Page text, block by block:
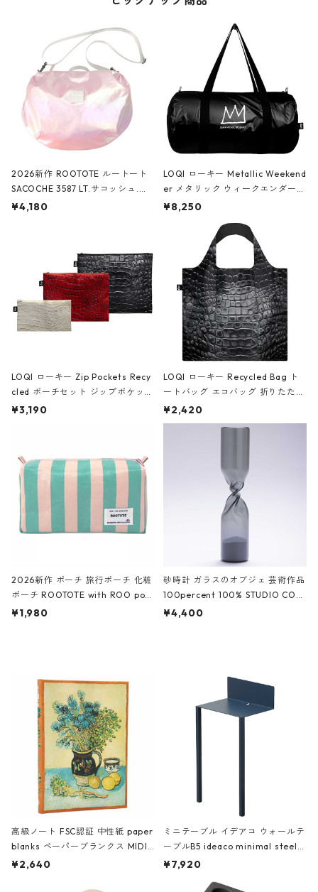
2026新作 ROOTOTE ルートート
SACOCHE 3587 LT.サコッシュ.ル
ミエ-B ショルダーバッグ グロスピ
¥4,180
LOQI ローキー Metallic Weekend
er メタリック ウィークエンダー
ボストンバッグ ショルダーバッグ
Black ジャン=ミッシェル・バスキ
ア/クラウン ブラック
¥8,250
LOQI ローキー Zip Pockets Recy
cled ポーチセット ジップポケット
ファスナーポーチ 撥水加工 トラベ
ーガンディー、オフホワイト
¥3,190
LOQI ローキー Recycled Bag ト
ートバッグ エコバッグ 折りたたみ
大きめ 撥水加工 収納ポーチ CRO
CODILE/Black クロコダイル/ブラ
¥2,420
2026新作 ポーチ 旅行ポーチ 化粧
ポーチ ROOTOTE with ROO pou
ch 3532 ルートート WR.ポーチ.ラ
¥1,980
砂時計 ガラスのオブジェ 芸術作品
100percent 100% STUDIO COH
AKU Timeless 100パーセント ス
¥4,400
高級ノート FSC認証 中性紙 paper
blanks ペーパーブランクス MIDI
ハードカバー 罫線 ヴァン・ゴッホ
¥2,640
ミニテーブル イデアコ ウォールテ
ーブルB5 ideaco minimal steel f
urniture WALL Table B5 ネイビー
¥7,920